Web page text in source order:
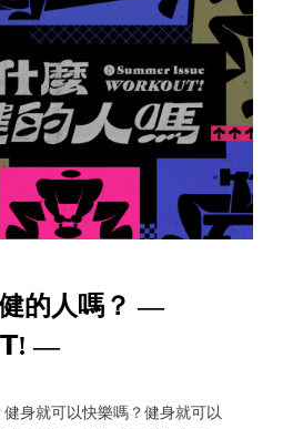
的人嗎？ —
—
身就可以快樂嗎？健身就可以